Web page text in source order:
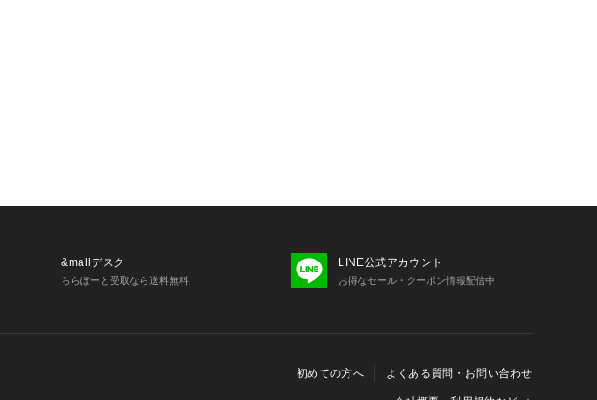
&mallデスク
ららぽーと受取なら送料無料
LINE公式アカウント
お得なセール・クーポン情報配信中
初めての方へ よくある質問・お問い合わせ